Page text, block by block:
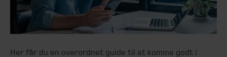
Her får du en overordnet guide til at komme godt i